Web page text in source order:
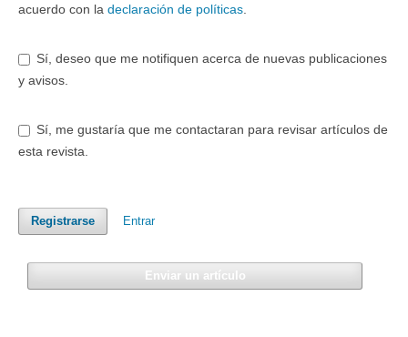
acuerdo con la declaración de políticas.
y avisos.
esta revista.
Registrarse Entrar
Enviar un artículo